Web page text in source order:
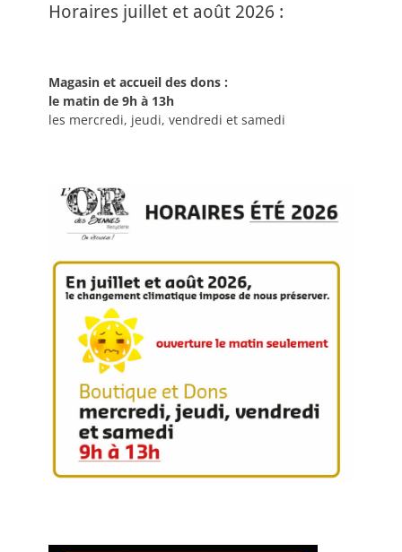
Horaires juillet et août 2026 :
Magasin et accueil des dons :
le matin de 9h à 13h
les mercredi, jeudi, vendredi et samedi